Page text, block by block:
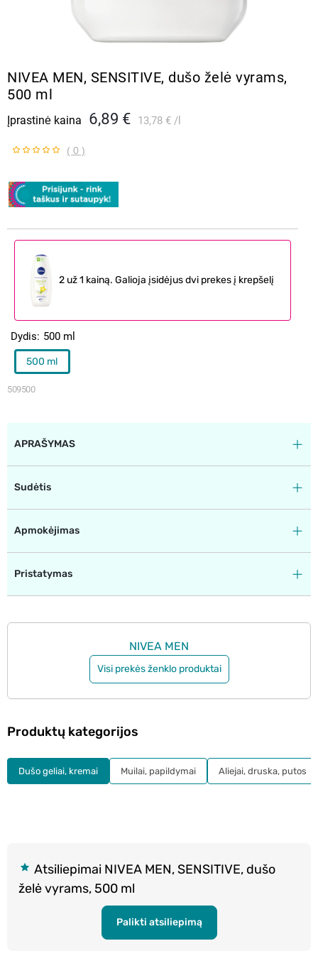
NIVEA MEN, SENSITIVE, dušo želė vyrams,
500 ml
Įprastinė kaina 6,89 € 13,78 €
( 0 )
509500
Dydis 500 ml
500 ml
2 už 1 kainą. Galioja įsidėjus dvi prekes į krepšelį
APRAŠYMAS
Sudėtis
Apmokėjimas
Pristatymas
NIVEA MEN
Visi prekės ženklo produktai
Atsiliepimai NIVEA MEN, SENSITIVE, dušo
želė vyrams, 500 ml
Palikti atsiliepimą
Produktų kategorijos
Dušo geliai, kremai Muilai, papildymai Aliejai, druska, putos